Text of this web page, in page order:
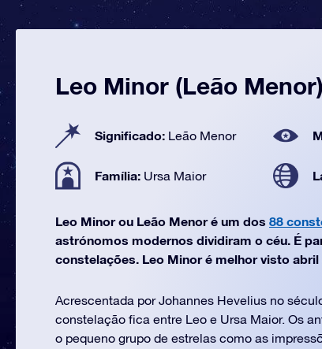
Leo Minor (Leão Menor)
Significado: Leão Menor
Família: Ursa Maior
Leo Minor ou Leão Menor é um dos 88
astrónomos modernos dividiram o céu. É
constelações. Leo Minor é melhor visto abril
Acrescentada por Johannes Hevelius no
constelação fica entre Leo e Ursa Maior. Os
o pequeno grupo de estrelas como as